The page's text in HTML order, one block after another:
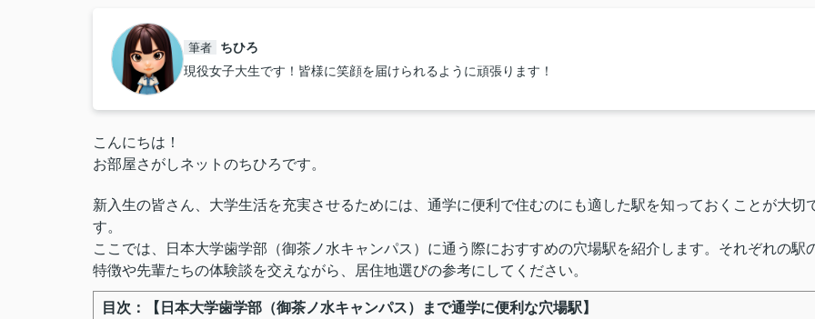
筆者
ちひろ
現役女子大生です！皆様に笑顔を届けられるように頑張ります！
こんにちは！
お部屋さがしネットのちひろです。
新入生の皆さん、大学生活を充実させるためには、通学に便利で住むのにも適した駅を知っておくことが大切
す。
ここでは、日本大学歯学部（御茶ノ水キャンパス）に通う際におすすめの穴場駅を紹介します。それぞれの駅
特徴や先輩たちの体験談を交えながら、居住地選びの参考にしてください。
目次：【日本大学歯学部（御茶ノ水キャンパス）まで通学に便利な穴場駅】